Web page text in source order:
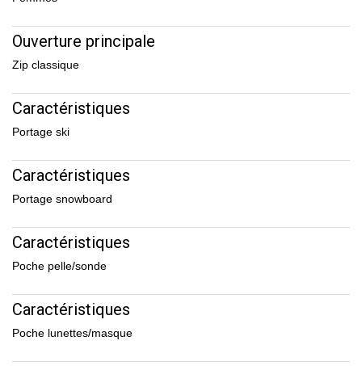
Ouverture principale
Zip classique
Caractéristiques
Portage ski
Caractéristiques
Portage snowboard
Caractéristiques
Poche pelle/sonde
Caractéristiques
Poche lunettes/masque